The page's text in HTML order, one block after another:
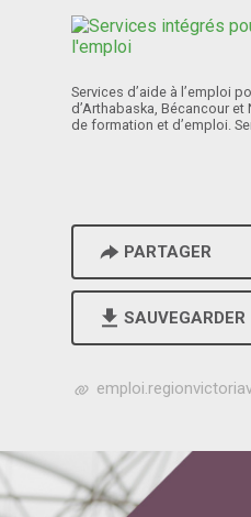
Services d’aide à l’emploi
d’Arthabaska, Bécancour
de formation et d’emploi.
PARTAGER
SAUVEGARDER
h
p
:
/